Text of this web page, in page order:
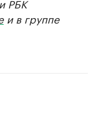
и в группе